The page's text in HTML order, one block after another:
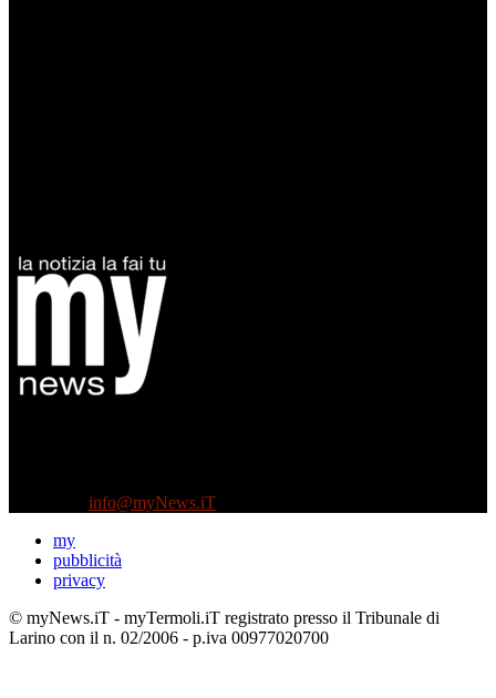
info@myNews.iT
my
pubblicità
privacy
© myNews.iT - myTermoli.iT registrato presso il Tribunale di
Larino con il n. 02/2006 - p.iva 00977020700